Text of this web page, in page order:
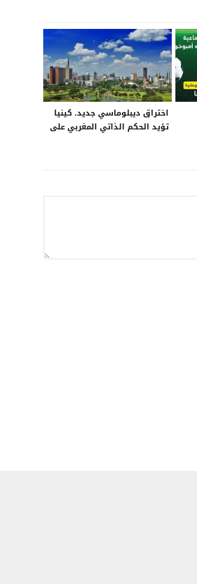
اختراق ديبلوماسي جديد. كينيا
تؤيد الحكم الذاتي المغربي على